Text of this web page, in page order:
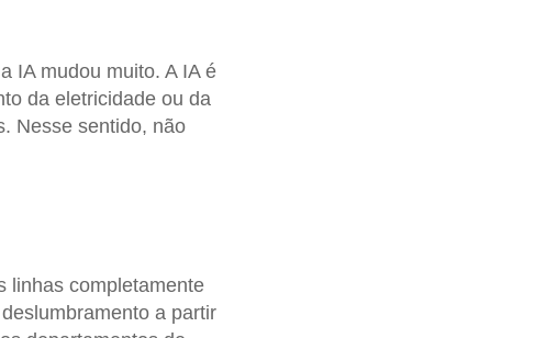
IA mudou muito. A IA é
da eletricidade ou da
Nesse sentido, não
linhas completamente
a partir